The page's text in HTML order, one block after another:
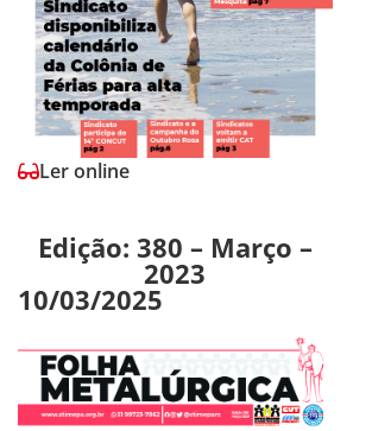
Ler online
Edição: 380 – Março –
2023
10/03/2025